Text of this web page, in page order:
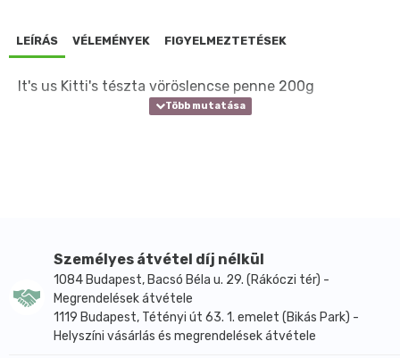
LEÍRÁS VÉLEMÉNYEK FIGYELMEZTETÉSEK
It's us Kitti's tészta vöröslencse penne 200g
Személyes átvétel díj nélkül
1084 Budapest, Bacsó Béla u. 29. (Rákóczi tér) -
Megrendelések átvétele
1119 Budapest, Tétényi út 63. 1. emelet (Bikás Park) -
Helyszíni vásárlás és megrendelések átvétele